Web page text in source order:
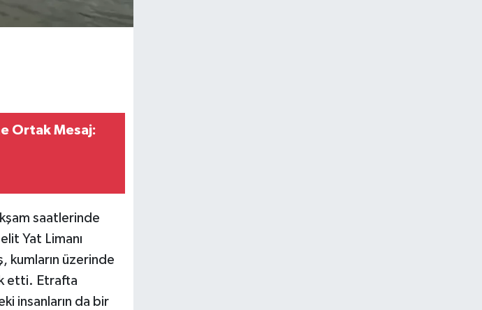
Ortak Mesaj:
saatlerinde
Yat Limanı
kumların üzerinde
etti. Etrafta
insanların da bir